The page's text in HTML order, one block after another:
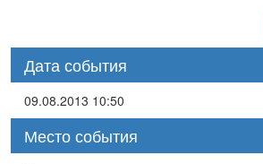
Дата события
09.08.2013 10:50
Место события